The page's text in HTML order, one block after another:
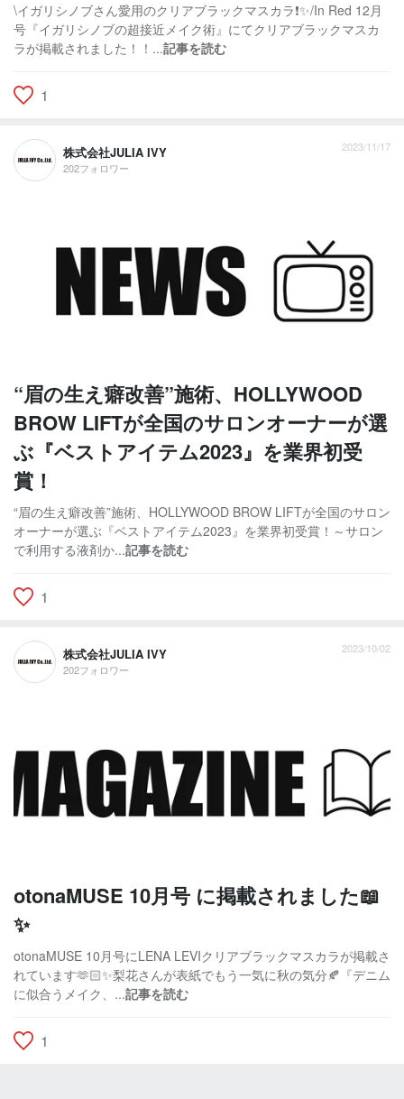
\イガリシノブさん愛用のクリアブラックマスカラ❗️✨/In Red 12月
号『イガリシノブの超接近メイク術』にてクリアブラックマスカ
ラが掲載されました！！...記事を読む
1
株式会社JULIA IVY
202フォロワー
2023/11/17
“眉の生え癖改善”施術、HOLLYWOOD
BROW LIFTが全国のサロンオーナーが選
ぶ『ベストアイテム2023』を業界初受
賞！
“眉の生え癖改善”施術、HOLLYWOOD BROW LIFTが全国のサロン
オーナーが選ぶ『ベストアイテム2023』を業界初受賞！～サロン
で利用する液剤か...記事を読む
1
株式会社JULIA IVY
202フォロワー
2023/10/02
otonaMUSE 10月号 に掲載されました📖
✨
otonaMUSE 10月号にLENA LEVIクリアブラックマスカラが掲載さ
れています🫶🏻✨梨花さんが表紙でもう一気に秋の気分🍂『デニム
に似合うメイク、...記事を読む
1